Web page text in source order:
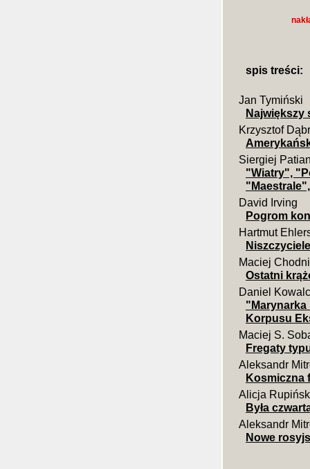
spis treści:
Jan Tymiński
Największy
Krzysztof
Siergiej
"Wiatry",
David Irving
Pogrom
Hartmut
Maciej
Ostatni
Daniel
Korpusu
Maciej S.
Fregaty
Aleksandr
Kosmiczna
Alicja
Była
Aleksandr
Nowe